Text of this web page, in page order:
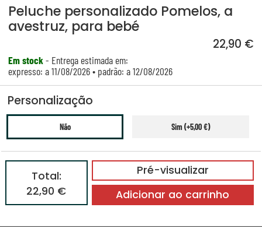
Peluche personalizado Pomelos, a
avestruz, para bebé
22,90 €
Em stock- Entrega estimada em:
expresso: a 11/08/2026 • padrão: a 12/08/2026
Personalização
Não Sim (+5,00 €)
Pré-visualizar
Total:
22,90 €
Adicionar ao carrinho